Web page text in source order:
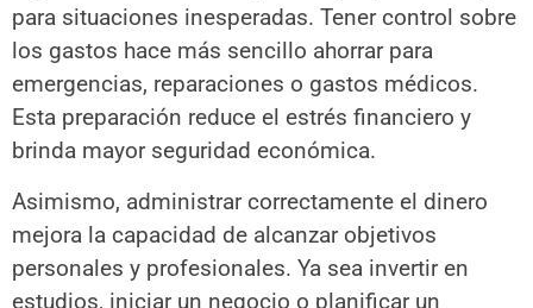
para situaciones inesperadas. Tener control sobre
los gastos hace más sencillo ahorrar para
emergencias, reparaciones o gastos médicos.
Esta preparación reduce el estrés financiero y
brinda mayor seguridad económica.
Asimismo, administrar correctamente el dinero
mejora la capacidad de alcanzar objetivos
personales y profesionales. Ya sea invertir en
estudios, iniciar un negocio o planificar un